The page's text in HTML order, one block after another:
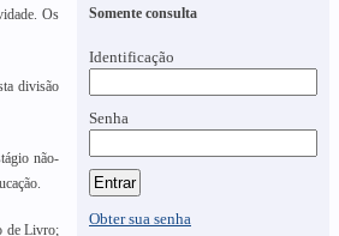
Os
divisão
não-
de Livro;
Somente consulta
Identificação
Senha
Obter sua senha